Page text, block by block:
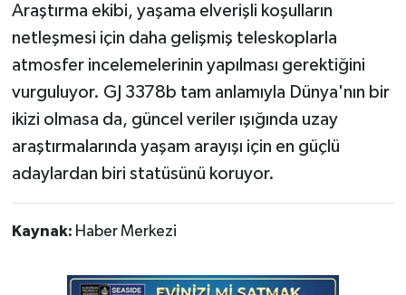
Araştırma ekibi, yaşama elverişli koşulların
netleşmesi için daha gelişmiş teleskoplarla
atmosfer incelemelerinin yapılması gerektiğini
vurguluyor. GJ 3378b tam anlamıyla Dünya'nın bir
ikizi olmasa da, güncel veriler ışığında uzay
araştırmalarında yaşam arayışı için en güçlü
adaylardan biri statüsünü koruyor.
Kaynak: Haber Merkezi